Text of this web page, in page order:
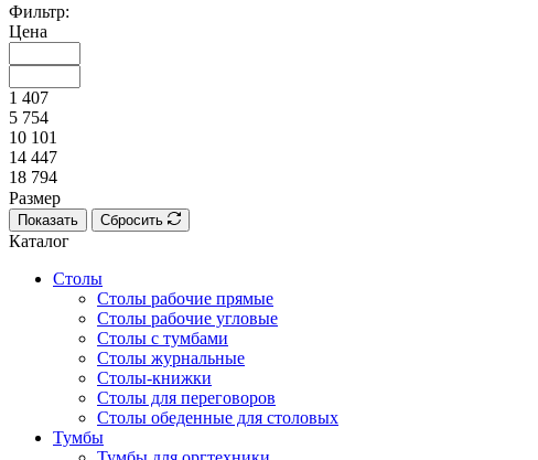
Фильтр:
Цена
1 407
5 754
10 101
14 447
18 794
Размер
Показать Сбросить
Каталог
Столы
Столы рабочие прямые
Столы рабочие угловые
Столы с тумбами
Столы журнальные
Столы-книжки
Столы для переговоров
Столы обеденные для столовых
Тумбы